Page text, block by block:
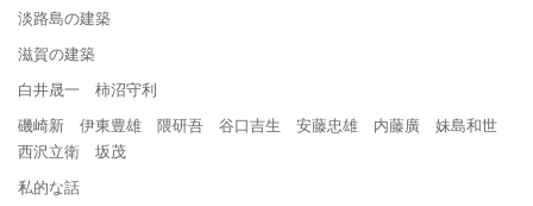
淡路島の建築
滋賀の建築
白井晟一 柿沼守利
磯崎新 伊東豊雄 隈研吾 谷口吉生 安藤忠雄 内藤廣 妹島和世
西沢立衛 坂茂
私的な話